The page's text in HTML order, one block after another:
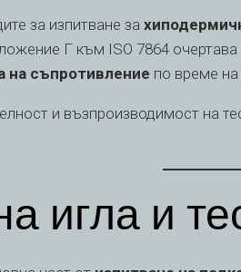
за изпитване за
Г към ISO 7864 очертава
на съпротивление по време на
и възпроизводимост на
игла и